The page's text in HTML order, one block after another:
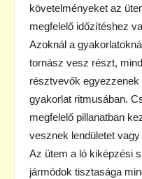
követelményeket az
megfelelő időzítéshez
Azoknál a
tornász vesz részt,
résztvevők
gyakorlat ritmusában.
megfelelő pillanatban
vesznek lendületet vagy
Az ütem a ló kiképzési
jármódok tisztasága